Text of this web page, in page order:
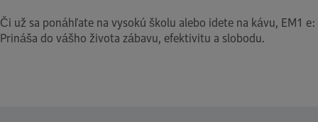
Či už sa ponáhľate na vysokú školu alebo idete na kávu, EM1 e:
Prináša do vášho života zábavu, efektivitu a slobodu.